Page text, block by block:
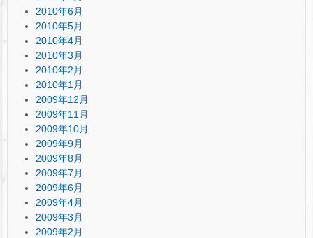
2010年6月
2010年5月
2010年4月
2010年3月
2010年2月
2010年1月
2009年12月
2009年11月
2009年10月
2009年9月
2009年8月
2009年7月
2009年6月
2009年4月
2009年3月
2009年2月